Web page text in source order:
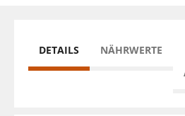
DETAILS NÄHRWERTE